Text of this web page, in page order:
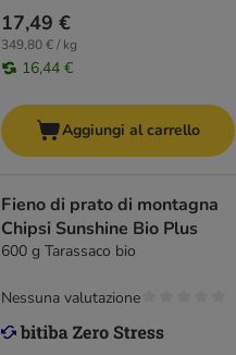
17,49 €
349,80 € / kg
16,44 €
Aggiungi al carrello
Fieno di prato di montagna
Chipsi Sunshine Bio Plus
600 g Tarassaco bio
Nessuna valutazione